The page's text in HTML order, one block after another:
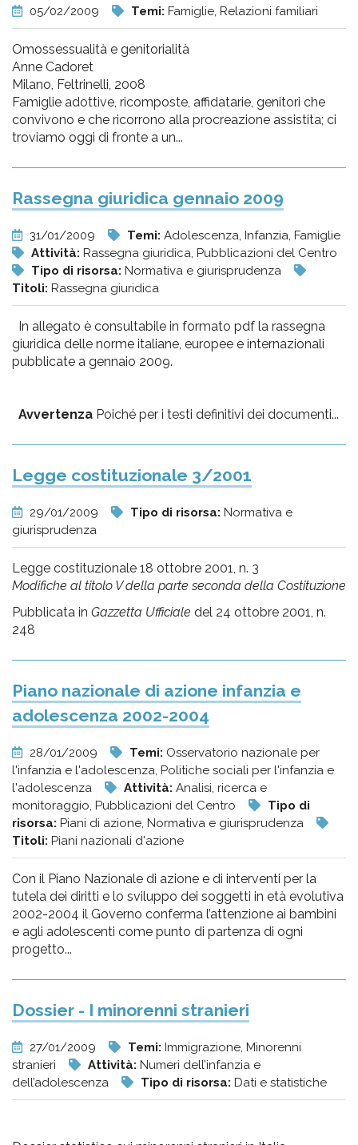
05/02/2009 Temi: Famiglie, Relazioni familiari
Omossessualità e genitorialità
Anne Cadoret
Milano, Feltrinelli, 2008
Famiglie adottive, ricomposte, affidatarie, genitori che
convivono e che ricorrono alla procreazione assistita; ci
troviamo oggi di fronte a un...
Rassegna giuridica gennaio 2009
31/01/2009 Temi: Adolescenza, Infanzia, Famiglie
Attività: Rassegna giuridica, Pubblicazioni del Centro
Tipo di risorsa: Normativa e giurisprudenza
Titoli: Rassegna giuridica
In allegato è consultabile in formato pdf la rassegna
giuridica delle norme italiane, europee e internazionali
pubblicate a gennaio 2009.
Avvertenza Poiché per i testi definitivi dei documenti...
Legge costituzionale 3/2001
29/01/2009 Tipo di risorsa: Normativa e
giurisprudenza
Legge costituzionale 18 ottobre 2001, n. 3
Modifiche al titolo V della parte seconda della Costituzione
Pubblicata in Gazzetta Ufficiale del 24 ottobre 2001, n.
248
Piano nazionale di azione infanzia e
adolescenza 2002-2004
28/01/2009 Temi: Osservatorio nazionale per
l'infanzia e l'adolescenza, Politiche sociali per l'infanzia e
l'adolescenza
Attività: Analisi, ricerca e
monitoraggio, Pubblicazioni del Centro
Tipo di
risorsa: Piani di azione, Normativa e giurisprudenza
Titoli: Piani nazionali d'azione
Con il Piano Nazionale di azione e di interventi per la
tutela dei diritti e lo sviluppo dei soggetti in età evolutiva
2002-2004 il Governo conferma l’attenzione ai bambini
e agli adolescenti come punto di partenza di ogni
progetto...
Dossier - I minorenni stranieri
27/01/2009 Temi: Immigrazione, Minorenni
stranieri
Attività: Numeri dell’infanzia e
dell’adolescenza
Tipo di risorsa: Dati e statistiche